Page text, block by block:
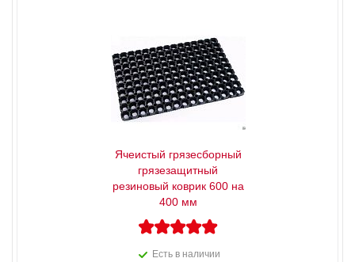
Ячеистый грязесборный
грязезащитный
резиновый коврик 600 на
400 мм
Есть в наличии